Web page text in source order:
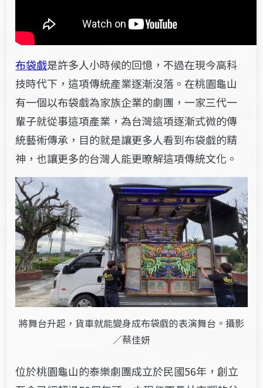
布袋戲是許多人小時候的回憶，不過在現今高科
技時代下，這項傳統產業逐漸沒落。在桃園龜山
有一個以布袋戲為家族企業的劇團，一家三代一
輩子就從事這項產業，為台灣這項逐漸式微的傳
統藝術傳承，目的就是讓更多人看到布袋戲的精
神，也讓更多的台灣人能更暸解這項傳統文化。
將舞台升起，貨車就能變身成布袋戲的表演舞台。攝影
／蔡佳妍
位於桃園龜山的泰樂劇團成立於民國56年，創立